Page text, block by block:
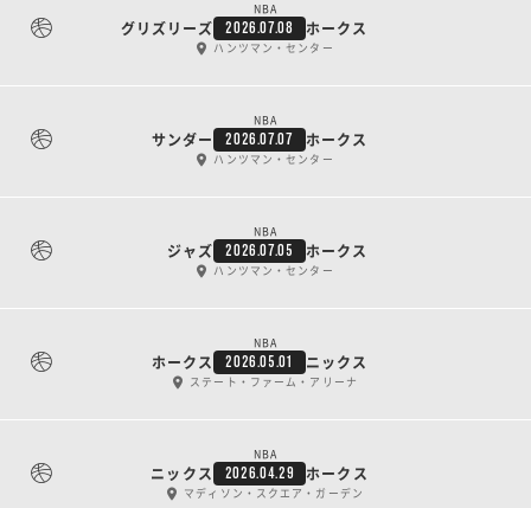
NBA
グリズリーズ 2026.07.08 ホークス
ハンツマン・センター
NBA
サンダー 2026.07.07 ホークス
ハンツマン・センター
NBA
ジャズ 2026.07.05 ホークス
ハンツマン・センター
NBA
ホークス 2026.05.01 ニックス
ステート・ファーム・アリーナ
NBA
ニックス 2026.04.29 ホークス
マディソン・スクエア・ガーデン